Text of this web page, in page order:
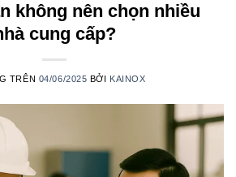
không nên chọn nhiều
cung cấp?
TRÊN 04/06/2025 BỞI KAINOX